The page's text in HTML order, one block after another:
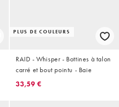
PLUS DE COULEURS
RAID - Whisper - Bottines à talon
carré et bout pointu - Baie
33,59 €